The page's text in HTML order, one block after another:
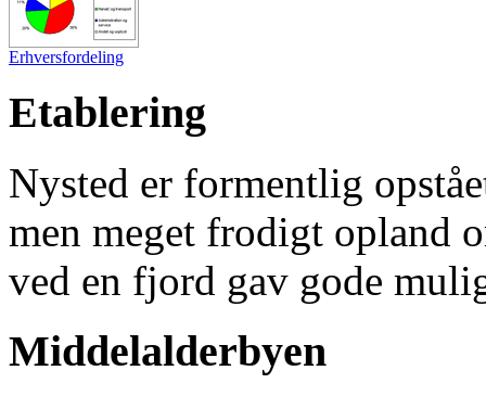
Erhversfordeling
Etablering
Nysted er formentlig
men meget frodigt opland
ved en fjord gav gode
Middelalderbyen